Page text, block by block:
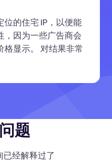
的住宅 IP，以便能
，因为一些广告商会
显示。 对结果非常
题
已经解释过了